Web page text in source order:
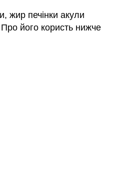
жир печінки акули
Про його користь нижче